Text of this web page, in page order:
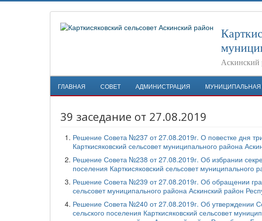
Аскинский
ГЛАВНАЯ СОВЕТ АДМИНИСТРАЦИЯ
39 заседание от 27.08.2019
Решение Совета №237 от 27.08.2019г. О повестке дня
Карткисяковский сельсовет муниципального района
Решение Совета №238 от 27.08.2019г. Об избрании
поселения Карткисяковский сельсовет муниципального
Решение Совета №239 от 27.08.2019г. Об обращении
сельсовет муниципального района Аскинский район
Решение Совета №240 от 27.08.2019г. Об утверждении
сельского поселения Карткисяковский сельсовет